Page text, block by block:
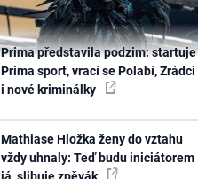
Prima představila podzim: startuje
Prima sport, vrací se Polabí, Zrádci
i nové kriminálky
Mathiase Hložka ženy do vztahu
vždy uhnaly: Teď budu iniciátorem